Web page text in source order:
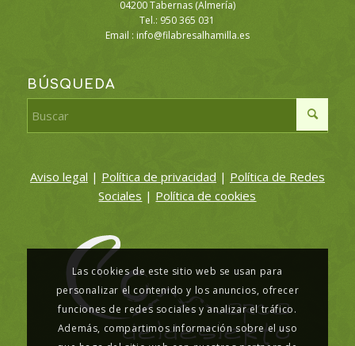
04200 Tabernas (Almería)
Tel.: 950 365 031
Email : info@filabresalhamilla.es
BÚSQUEDA
Aviso legal | Política de privacidad | Política de Redes
Sociales | Política de cookies
Las cookies de este sitio web se usan para
personalizar el contenido y los anuncios, ofrecer
funciones de redes sociales y analizar el tráfico.
Además, compartimos información sobre el uso